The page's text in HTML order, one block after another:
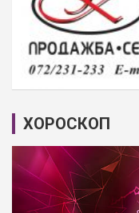
ХОРОСКОП